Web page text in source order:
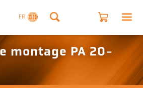
FR
montage PA 20-